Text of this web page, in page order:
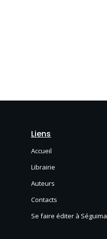
Liens
Accueil
Librairie
Auteurs
Contacts
Se faire éditer à Séguima